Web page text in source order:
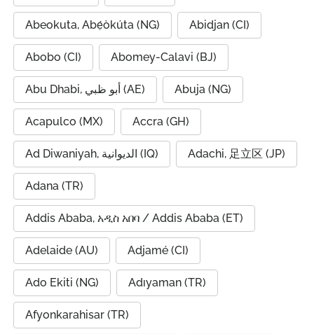
Abeokuta, Abẹ́òkúta (NG) Abidjan (CI)
Abobo (CI) Abomey-Calavi (BJ)
Abu Dhabi, أبو ظبي (AE) Abuja (NG)
Acapulco (MX) Accra (GH)
Ad Diwaniyah, الديوانية (IQ) Adachi, 足立区 (JP)
Adana (TR)
Addis Ababa, አዲስ አበባ / Addis Ababa (ET)
Adelaide (AU) Adjamé (CI)
Ado Ekiti (NG) Adıyaman (TR)
Afyonkarahisar (TR)